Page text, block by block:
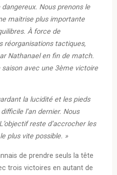
dangereux. Nous prenons le
maitrise plus importante
À force de
réorganisations tactiques,
Nathanael en fin de match.
saison avec une 3ème victoire
la lucidité et les pieds
l’an dernier. Nous
reste d’accrocher les
plus vite possible. »
de prendre seuls la tête
trois victoires en autant de